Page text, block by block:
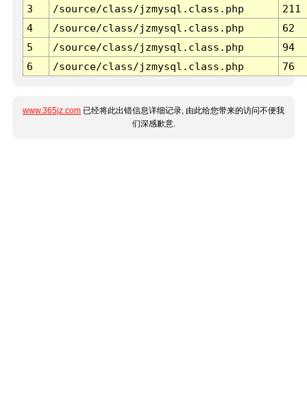
3 /source/class/jzmysql.class.php
211
4
/source/class/jzmysql.class.php
62
5
/source/class/jzmysql.class.php
94
6
/source/class/jzmysql.class.php 76
www.365jz.com 已经将此出错信息详细记录, 由此给您带来的访问不便我
们深感歉意.